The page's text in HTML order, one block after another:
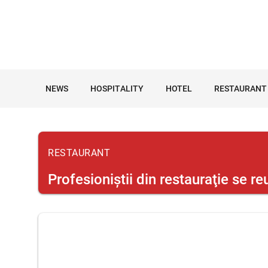
NEWS HOSPITALITY HOTEL RESTAURANT
RESTAURANT
Profesioniştii din restauraţie se